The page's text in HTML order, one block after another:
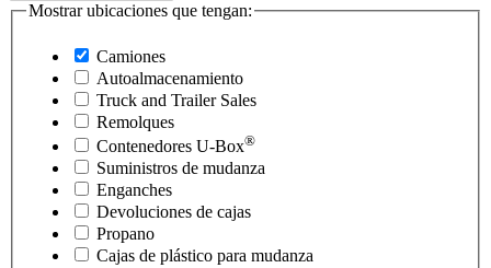
Mostrar ubicaciones que tengan:
Camiones
Autoalmacenamiento
Truck and Trailer Sales
Remolques
Contenedores U-Box®
Suministros de mudanza
Enganches
Devoluciones de cajas
Propano
Cajas de plástico para mudanza